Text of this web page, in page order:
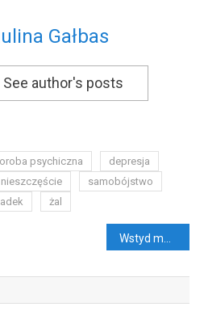
Gałbas
See author's posts
psychiczna
depresja
nieszczęście
samobójstwo
żal
Wstyd malowany czerwienią na policzkach